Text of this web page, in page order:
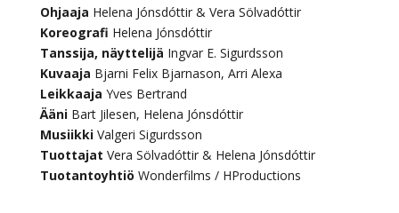
Ohjaaja Helena Jónsdóttir & Vera Sölvadóttir
Koreografi Helena Jónsdóttir
Tanssija, näyttelijä Ingvar E. Sigurdsson
Kuvaaja Bjarni Felix Bjarnason, Arri Alexa
Leikkaaja Yves Bertrand
ÄäniBart Jilesen, Helena Jónsdóttir
MusiikkiValgeri Sigurdsson
Tuottajat Vera Sölvadóttir & Helena Jónsdóttir
Tuotantoyhtiö Wonderfilms / HProductions